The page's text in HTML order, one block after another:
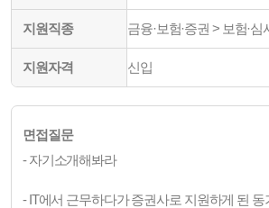
지원직종 금융·보험·증권 > 보험·심
지원자격 신입
면접질문
- 자기소개해봐라
- IT에서 근무하다가 증권사로 지원하게 된 동